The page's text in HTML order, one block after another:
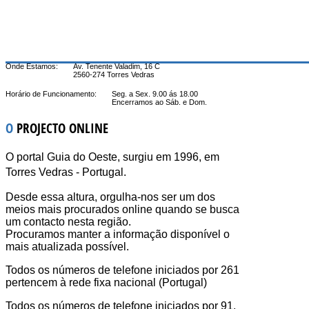
Onde Estamos:
Av. Tenente Valadim, 16 C
2560-274 Torres Vedras
Horário de Funcionamento:
Seg. a Sex. 9.00 ás 18.00
Encerramos ao Sáb. e Dom.
O PROJECTO ONLINE
O portal Guia do Oeste, surgiu em 1996, em
Torres Vedras - Portugal.
Desde essa altura, orgulha-nos ser um dos
meios mais procurados online quando se busca
um contacto nesta região.
Procuramos manter a informação disponível o
mais atualizada possível.
Todos os números de telefone iniciados por 261
pertencem à rede fixa nacional (Portugal)
Todos os números de telefone iniciados por 91,